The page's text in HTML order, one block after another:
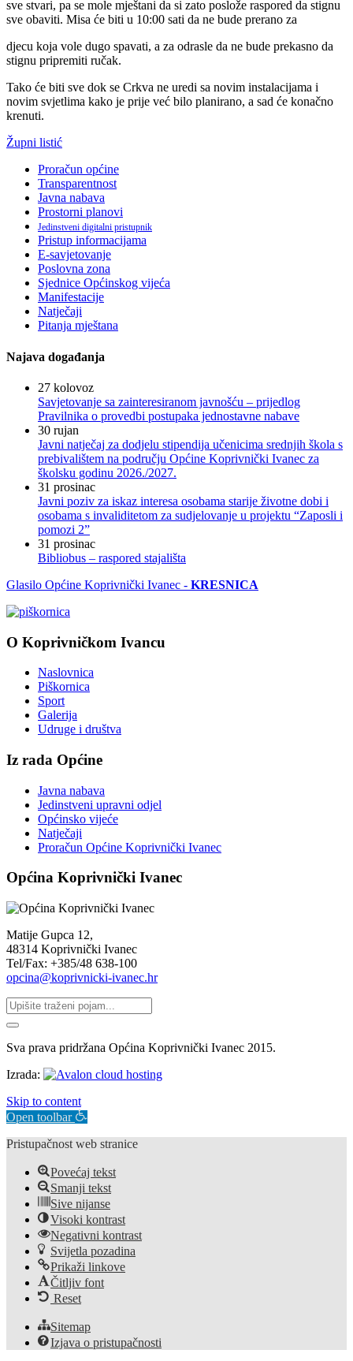
sve stvari, pa se mole mještani da si zato poslože raspored da stignu
sve obaviti. Misa će biti u 10:00 sati da ne bude prerano za
djecu koja vole dugo spavati, a za odrasle da ne bude prekasno da
stignu pripremiti ručak.
Tako će biti sve dok se Crkva ne uredi sa novim instalacijama i
novim svjetlima kako je prije već bilo planirano, a sad će konačno
krenuti.
Župni listić
Proračun općine
Transparentnost
Javna nabava
Prostorni planovi
Jedinstveni digitalni pristupnik
Pristup informacijama
E-savjetovanje
Poslovna zona
Sjednice Općinskog vijeća
Manifestacije
Natječaji
Pitanja mještana
Najava događanja
27 kolovoz
Savjetovanje sa zainteresiranom javnošću – prijedlog
Pravilnika o provedbi postupaka jednostavne nabave
30 rujan
Javni natječaj za dodjelu stipendija učenicima srednjih škola s
prebivalištem na području Općine Koprivnički Ivanec za
školsku godinu 2026./2027.
31 prosinac
Javni poziv za iskaz interesa osobama starije životne dobi i
osobama s invaliditetom za sudjelovanje u projektu “Zaposli i
pomozi 2”
31 prosinac
Bibliobus – raspored stajališta
Glasilo Općine Koprivnički Ivanec - KRESNICA
O Koprivničkom Ivancu
Naslovnica
Piškornica
Sport
Galerija
Udruge i društva
Iz rada Općine
Javna nabava
Jedinstveni upravni odjel
Općinsko vijeće
Natječaji
Proračun Općine Koprivnički Ivanec
Općina Koprivnički Ivanec
Matije Gupca 12,
48314 Koprivnički Ivanec
Tel/Fax: +385/48 638-100
opcina@koprivnicki-ivanec.hr
Sva prava pridržana Općina Koprivnički Ivanec 2015.
Izrada:
Skip to content
Open toolbar
Pristupačnost web stranice
Povećaj tekst
Smanji tekst
Sive nijanse
Visoki kontrast
Negativni kontrast
Svijetla pozadina
Prikaži linkove
Čitljiv font
Reset
Sitemap
Izjava o pristupačnosti